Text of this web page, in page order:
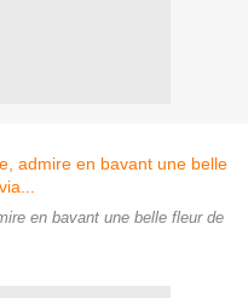
en bavant une belle fleur de